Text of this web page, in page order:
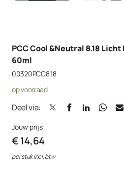
PCC Cool &Neutral 8.18
60ml
00320PCC8.18
op voorraad
Deel via:
Jouw prijs
€ 14,64
per stuk incl. btw